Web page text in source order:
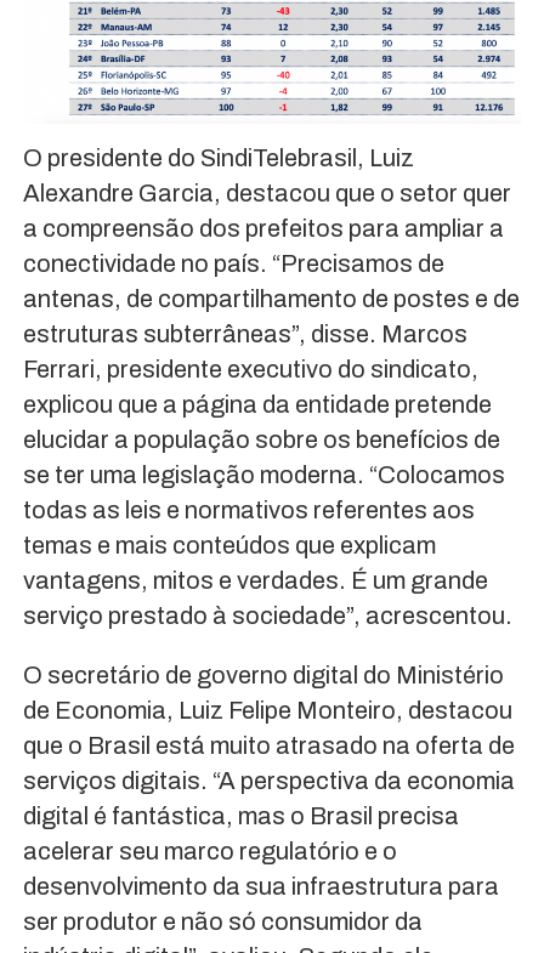
O presidente do SindiTelebrasil, Luiz
Alexandre Garcia, destacou que o setor quer
a compreensão dos prefeitos para ampliar a
conectividade no país. “Precisamos de
antenas, de compartilhamento de postes e de
estruturas subterrâneas”, disse. Marcos
Ferrari, presidente executivo do sindicato,
explicou que a página da entidade pretende
elucidar a população sobre os benefícios de
se ter uma legislação moderna. “Colocamos
todas as leis e normativos referentes aos
temas e mais conteúdos que explicam
vantagens, mitos e verdades. É um grande
serviço prestado à sociedade”, acrescentou.
O secretário de governo digital do Ministério
de Economia, Luiz Felipe Monteiro, destacou
que o Brasil está muito atrasado na oferta de
serviços digitais. “A perspectiva da economia
digital é fantástica, mas o Brasil precisa
acelerar seu marco regulatório e o
desenvolvimento da sua infraestrutura para
ser produtor e não só consumidor da